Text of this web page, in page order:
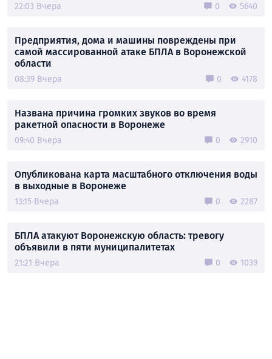
22:03 Вчера 0 5640
Предприятия, дома и машины повреждены при
самой массированной атаке БПЛА в Воронежской
области
08:39 Вчера 0 4178
Названа причина громких звуков во время
ракетной опасности в Воронеже
09:40 Вчера 0 2910
Опубликована карта масштабного отключения воды
в выходные в Воронеже
13:15 Вчера 0 2287
БПЛА атакуют Воронежскую область: тревогу
объявили в пяти муниципалитетах
21:21 Вчера 0 1039